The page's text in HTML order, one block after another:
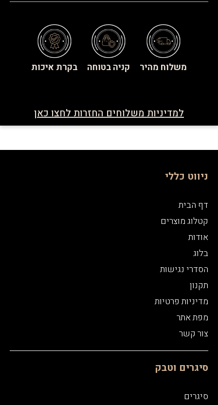
משלוח מהיר קניה בטוחה בקרת איכות
למדיניות משלוחים החזרות לחצו כאן
ניווט כללי
דף הבית
קטלוג מוצרים
אודות
בלוג
הסדרי נגישות
תקנון
מדיניות פרטיות
מפת אתר
צור קשר
סיגרים וטבק
סיגרים